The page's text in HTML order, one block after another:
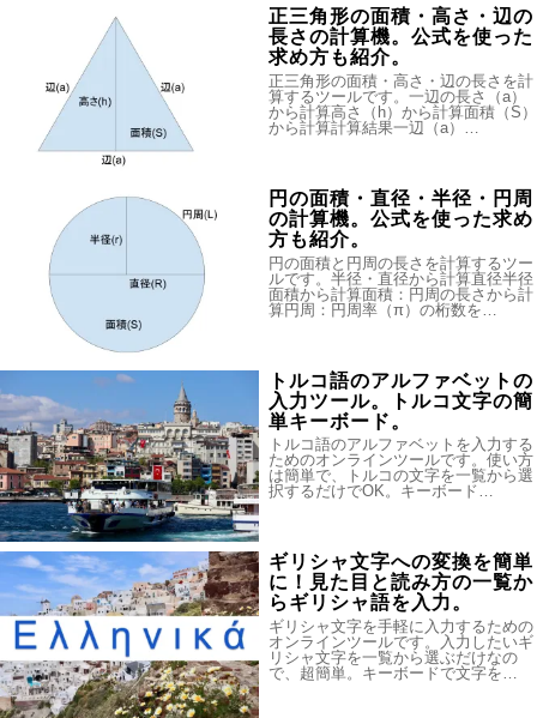
正三角形の面積・高さ・辺の
長さの計算機。公式を使った
求め方も紹介。
正三角形の面積・高さ・辺の長さを計
算するツールです。一辺の長さ（a）
から計算高さ（h）から計算面積（S）
から計算計算結果一辺（a）…
円の面積・直径・半径・円周
の計算機。公式を使った求め
方も紹介。
円の面積と円周の長さを計算するツー
ルです。半径・直径から計算直径半径
面積から計算面積：円周の長さから計
算円周：円周率（π）の桁数を…
トルコ語のアルファベットの
入力ツール。トルコ文字の簡
単キーボード。
トルコ語のアルファベットを入力する
ためのオンラインツールです。使い方
は簡単で、トルコの文字を一覧から選
択するだけでOK。キーボード…
ギリシャ文字への変換を簡単
に！見た目と読み方の一覧か
らギリシャ語を入力。
ギリシャ文字を手軽に入力するための
オンラインツールです。入力したいギ
リシャ文字を一覧から選ぶだけなの
で、超簡単。キーボードで文字を…